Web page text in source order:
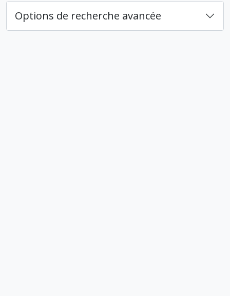
Options de recherche avancée